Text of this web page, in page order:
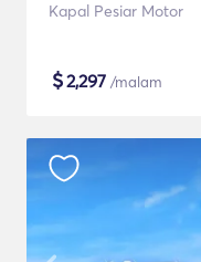
Kapal Pesiar Motor
$2,297 /malam